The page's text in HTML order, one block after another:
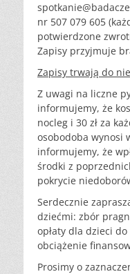
nr 507 079 605
potwierdzone
Zapisy przyjmuje
Zapisy trwają do
Z uwagi na liczne
informujemy, że
nocleg i 30 zł za
osobodoba wynosi
informujemy, że
środki z
pokrycie
Serdecznie
dziećmi: zbór
opłaty dla dzieci
obciążenie
Prosimy o